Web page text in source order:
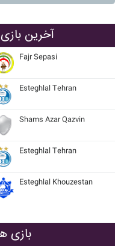
آخرین
Fajr Sepasi
Esteghlal Tehran
Shams Azar Qazvin
Esteghlal Tehran
Esteghlal Khouzestan
بازی